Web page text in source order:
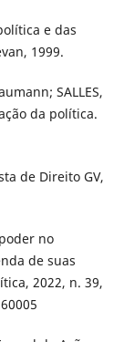
e das
1999.
SALLES,
da política.
de Direito GV,
no
de suas
2022, n. 39,